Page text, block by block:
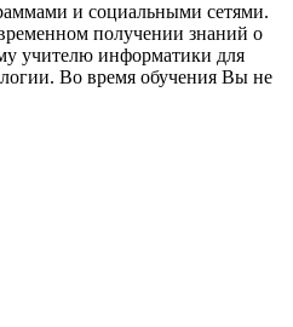
и социальными сетями.
получении знаний о
учителю информатики для
Во время обучения Вы не